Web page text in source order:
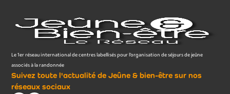
Le 1er réseau international de centres labellisés pour l’organisation de séjours de jeûne
associés à la randonnée
Suivez toute l'actualité de Jeûne & bien-être sur nos
réseaux sociaux